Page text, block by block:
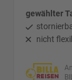
gewählter
nicht